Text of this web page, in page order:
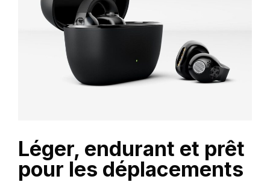
Léger, endurant et prêt
pour les déplacements